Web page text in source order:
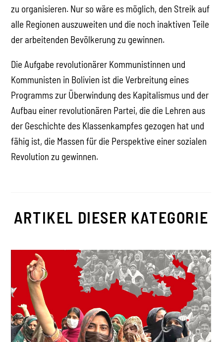
zu organisieren. Nur so wäre es möglich, den Streik auf
alle Regionen auszuweiten und die noch inaktiven Teile
der arbeitenden Bevölkerung zu gewinnen.
Die Aufgabe revolutionärer Kommunistinnen und
Kommunisten in Bolivien ist die Verbreitung eines
Programms zur Überwindung des Kapitalismus und der
Aufbau einer revolutionären Partei, die die Lehren aus
der Geschichte des Klassenkampfes gezogen hat und
fähig ist, die Massen für die Perspektive einer sozialen
Revolution zu gewinnen.
ARTIKEL DIESER KATEGORIE